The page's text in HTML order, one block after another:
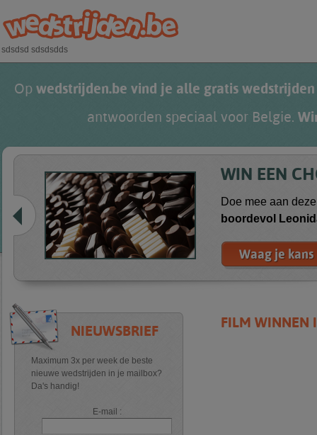
Op wedstrijden.be vind je alle gratis wedstrijden
antwoorden speciaal voor Belgie.
sdsdsd sdsdsdds
WIN EEN
Doe mee aan
boordevol
Waag je kans
NIEUWSBRIEF
Maximum 3x per week de beste
nieuwe wedstrijden in je mailbox?
Da's handig!
E-mail :
FILM WINNEN